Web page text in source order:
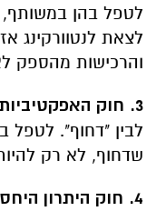
לטפל בהן
לצאת לנטוורקינג
והרכישות מהספק
3. חוק האפקטיביות
לבין "דחוף".
שדחוף, לא רק
4. חוק היתרון היחסי